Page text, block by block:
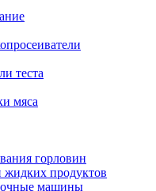
теста
мяса
горловин
жидких продуктов
машины